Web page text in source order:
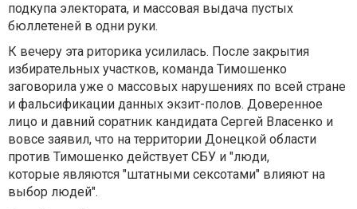
подкупа электората, и массовая выдача пустых
бюллетеней в одни руки.
К вечеру эта риторика усилилась. После закрытия
избирательных участков, команда Тимошенко
заговорила уже о массовых нарушениях по всей стране
и фальсификации данных экзит-полов. Доверенное
лицо и давний соратник кандидата Сергей Власенко и
вовсе заявил, что на территории Донецкой области
против Тимошенко действует СБУ и "люди,
которые являются "штатными сексотами" влияют на
выбор людей".